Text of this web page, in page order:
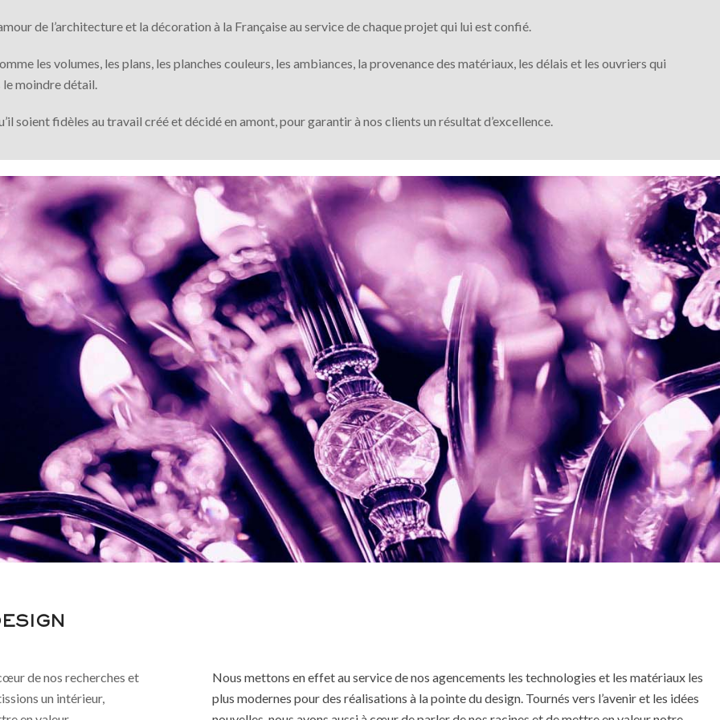
de l’architecture et la décoration à la Française au service de chaque projet qui lui est confié.
les volumes, les plans, les planches couleurs, les ambiances, la provenance des matériaux, les délais et les ouvriers qui
moindre détail.
soient fidèles au travail créé et décidé en amont, pour garantir à nos clients un résultat d’excellence.
de nos recherches et
un intérieur,
Nous mettons en effet au service de nos agencements les technologies et les matériaux les
plus modernes pour des réalisations à la pointe du design. Tournés vers l’avenir et les idées